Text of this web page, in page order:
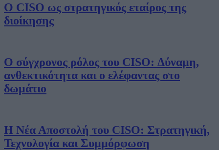
Ο CISO ως στρατηγικός εταίρος της
διοίκησης
Ο σύγχρονος ρόλος του CISO: Δύναμη,
ανθεκτικότητα και ο ελέφαντας στο
δωμάτιο
Η Νέα Αποστολή του CISO: Στρατηγική,
Τεχνολογία και Συμμόρφωση